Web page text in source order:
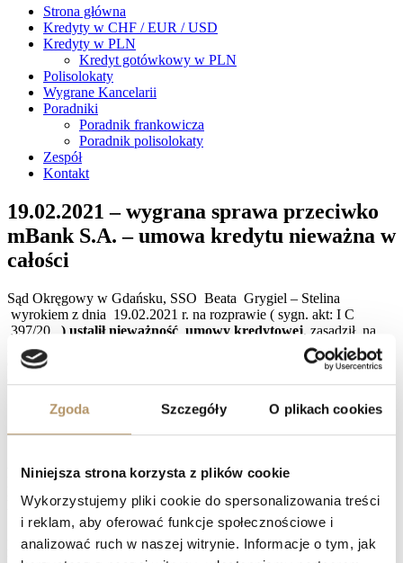
Zgoda Szczegóły O plikach cookies
Niniejsza strona korzysta z plików cookie
Wykorzystujemy pliki cookie do spersonalizowania treści
i reklam, aby oferować funkcje społecznościowe i
analizować ruch w naszej witrynie. Informacje o tym, jak
Strona główna
Kredyty w CHF / EUR / USD
Kredyty w PLN
Kredyt gotówkowy w PLN
Polisolokaty
Wygrane Kancelarii
Poradniki
Poradnik frankowicza
Poradnik polisolokaty
Zespół
Kontakt
19.02.2021 – wygrana sprawa przeciwko
mBank S.A. – umowa kredytu nieważna w
całości
Sąd Okręgowy w Gdańsku, SSO Beata Grygiel – Stelina
wyrokiem z dnia 19.02.2021 r. na rozprawie ( sygn. akt: I C
397/20 ) ustalił nieważność umowy kredytowej, zasądził na
rzecz powódki kwotę 176662 PLN wraz z należnymi odsetkami
od Banku, a także zwrot kosztów procesu w wysokości 6417 PLN
Strony zawarły umowę kredytu indeksowanego hipotecznego
konsumenta za zasadny. Zdaniem Sądu w umowie i pouczeniu
kursy walut.
Z uwagi na fakt, że bank samodzielnie ustalał kursy waluty miał on
możliwość jednostronnego kształtowania zobowiązania, podczas